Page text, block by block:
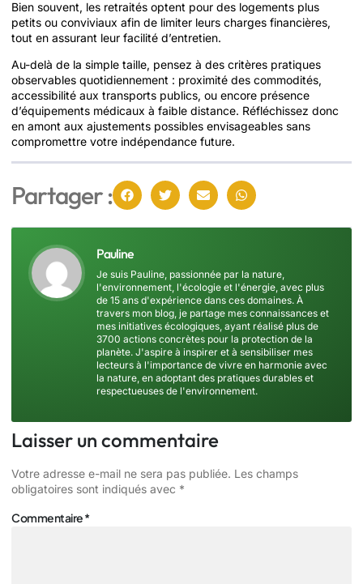
Bien souvent, les retraités optent pour des logements plus
petits ou conviviaux afin de limiter leurs charges financières,
tout en assurant leur facilité d’entretien.
Au-delà de la simple taille, pensez à des critères pratiques
observables quotidiennement : proximité des commodités,
accessibilité aux transports publics, ou encore présence
d’équipements médicaux à faible distance. Réfléchissez donc
en amont aux ajustements possibles envisageables sans
compromettre votre indépendance future.
Partager :
Pauline
Je suis Pauline, passionnée par la nature,
l'environnement, l'écologie et l'énergie, avec plus
de 15 ans d'expérience dans ces domaines. À
travers mon blog, je partage mes connaissances et
mes initiatives écologiques, ayant réalisé plus de
3700 actions concrètes pour la protection de la
planète. J'aspire à inspirer et à sensibiliser mes
lecteurs à l'importance de vivre en harmonie avec
la nature, en adoptant des pratiques durables et
respectueuses de l'environnement.
Laisser un commentaire
Votre adresse e-mail ne sera pas publiée. Les champs
obligatoires sont indiqués avec *
Commentaire*